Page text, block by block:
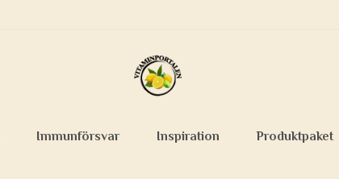
Immunförsvar Inspiration Produktpaket